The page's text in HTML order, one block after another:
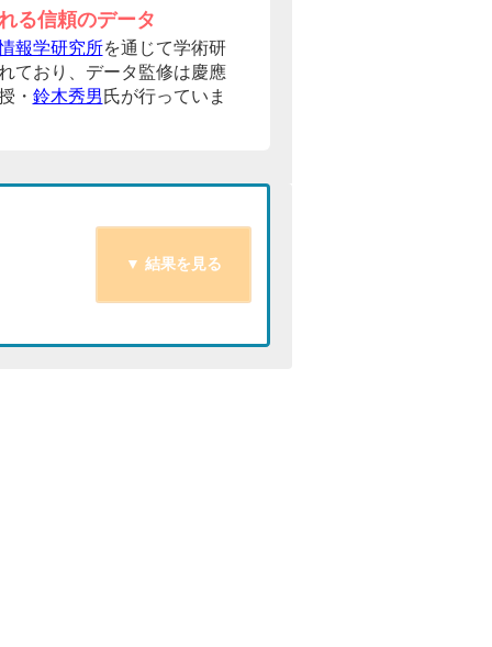
る信頼のデータ
報学研究所を通じて学術研
ており、データ監修は慶應
・ 鈴木秀男 氏が行っていま